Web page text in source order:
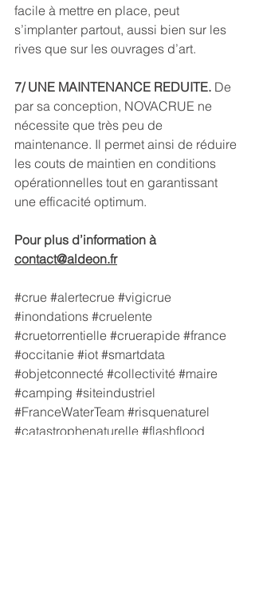
facile à mettre en place, peut
s’implanter partout, aussi bien sur les
rives que sur les ouvrages d’art.
7/ UNE MAINTENANCE REDUITE. De
par sa conception, NOVACRUE ne
nécessite que très peu de
maintenance. Il permet ainsi de réduire
les couts de maintien en conditions
opérationnelles tout en garantissant
une efficacité optimum.
Pour plus d’information à
contact@aldeon.fr
#crue #alertecrue #vigicrue
#inondations #cruelente
#cruetorrentielle #cruerapide #france
#occitanie #iot #smartdata
#objetconnecté #collectivité #maire
#camping #siteindustriel
#FranceWaterTeam #risquenaturel
#catastrophenaturelle #flashflood